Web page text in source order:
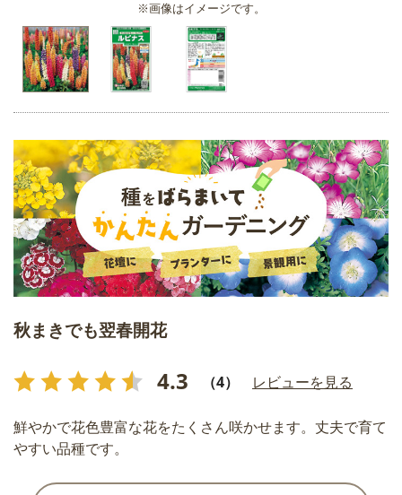
※画像はイメージです。
秋まきでも翌春開花
4.3 （4） レビューを見る
鮮やかで花色豊富な花をたくさん咲かせます。丈夫で育て
やすい品種です。